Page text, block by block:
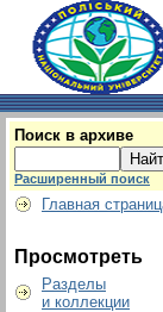
Поиск в архиве
Расширенный поиск
Главная
Просмотреть
Разделы
и коллекции